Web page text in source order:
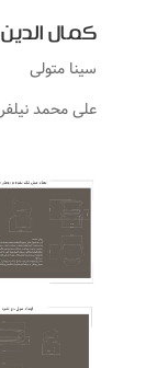
کمال الدین
سینا متولی
علی محمد